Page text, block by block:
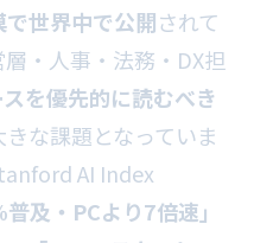
世界中で公開されて
・人事・法務・DX担
スを優先的に読むべき
な課題となっていま
AI Index
及・PCより7倍速」